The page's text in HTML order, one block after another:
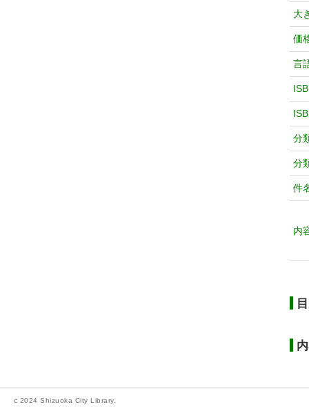
大
価
言
分
分
件
内
c 2024 Shizuoka City Library.